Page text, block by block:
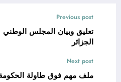
Previous post
تعليق وبيان المجلس
الجزائر
Next post
ملف مهم فوق طاولة الحكومة